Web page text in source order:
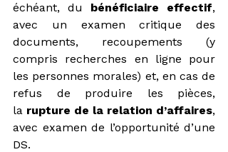
échéant, du bénéficiaire effectif,
avec un examen critique des
documents, recoupements (y
compris recherches en ligne pour
les personnes morales) et, en cas de
refus de produire les pièces,
la rupture de la relation d’affaires,
avec examen de l’opportunité d’une
DS.